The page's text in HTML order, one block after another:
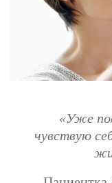
«Уже
чувствую